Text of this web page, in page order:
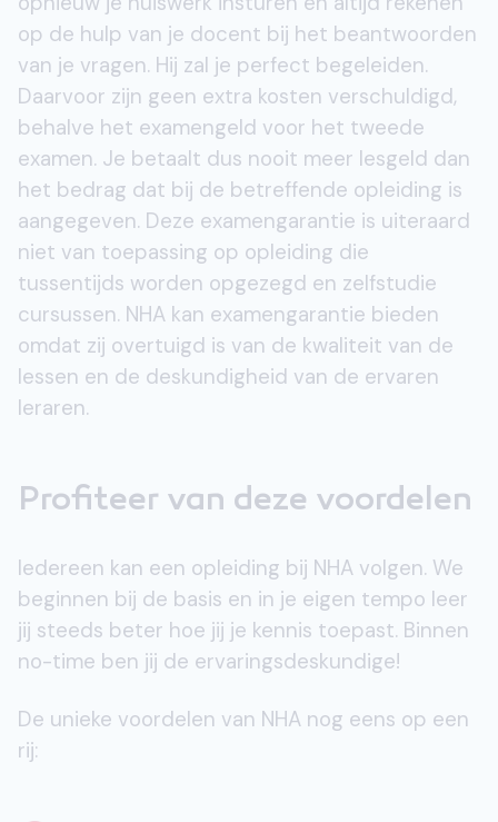
op de hulp van je docent bij het beantwoorden
van je vragen. Hij zal je perfect begeleiden.
Daarvoor zijn geen extra kosten verschuldigd,
behalve het examengeld voor het tweede
examen. Je betaalt dus nooit meer lesgeld dan
het bedrag dat bij de betreffende opleiding is
aangegeven. Deze examengarantie is uiteraard
niet van toepassing op opleiding die
tussentijds worden opgezegd en zelfstudie
cursussen. NHA kan examengarantie bieden
omdat zij overtuigd is van de kwaliteit van de
lessen en de deskundigheid van de ervaren
leraren.
Profiteer van deze voordelen
Iedereen kan een opleiding bij NHA volgen. We
beginnen bij de basis en in je eigen tempo leer
jij steeds beter hoe jij je kennis toepast. Binnen
no-time ben jij de ervaringsdeskundige!
De unieke voordelen van NHA nog eens op een
rij: